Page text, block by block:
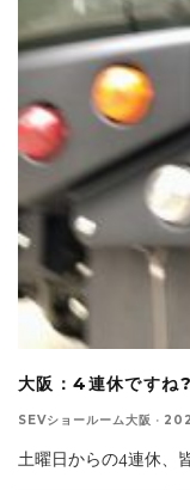
大阪：4連休ですね?
SEVショールーム大阪 ·
土曜日からの4連休、